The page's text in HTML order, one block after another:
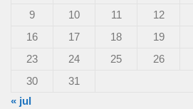
9
10 11 12
16
17 18 19
23
24 25 26
30
31
« jul